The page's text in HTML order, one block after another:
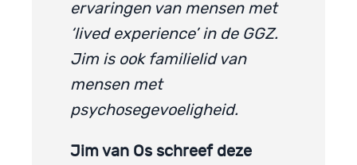
ervaringen van mensen met
‘lived experience’ in de GGZ.
Jim is ook familielid van
mensen met
psychosegevoeligheid.
Jim van Os schreef deze